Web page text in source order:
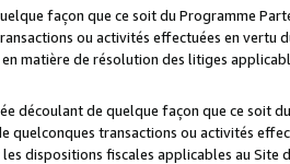
façon que ce soit du Programme
ou activités effectuées en vertu
matière de résolution des litiges
découlant de quelque façon que ce soit
quelconques transactions ou activités
dispositions fiscales applicables au Site